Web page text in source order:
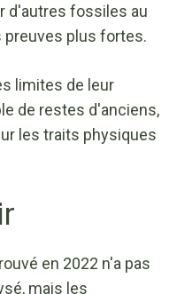
d'autres fossiles au
plus fortes.
limites de leur
de restes d'anciens,
les traits physiques
en 2022 n'a pas
mais les